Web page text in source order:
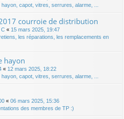
capot, vitres, serrures, alarme, ...
courroie de distribution
C « 15 mars 2025, 19:47
les réparations, les remplacements en
hayon
« 12 mars 2025, 18:22
capot, vitres, serrures, alarme, ...
« 06 mars 2025, 15:36
des membres de TP :)